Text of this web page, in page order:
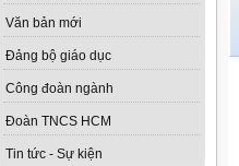
Văn bản mới
Đảng bộ giáo dục
Công đoàn ngành
Đoàn TNCS HCM
Tin tức - Sự kiện